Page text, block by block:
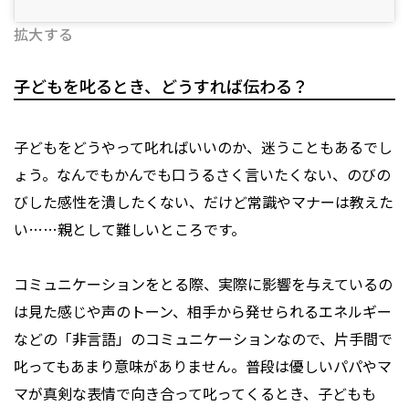
拡大する
子どもを叱るとき、どうすれば伝わる？
子どもをどうやって叱ればいいのか、迷うこともあるでし
ょう。なんでもかんでも口うるさく言いたくない、のびの
びした感性を潰したくない、だけど常識やマナーは教えた
い……親として難しいところです。
コミュニケーションをとる際、実際に影響を与えているの
は見た感じや声のトーン、相手から発せられるエネルギー
などの「非言語」のコミュニケーションなので、片手間で
叱ってもあまり意味がありません。普段は優しいパパやマ
マが真剣な表情で向き合って叱ってくるとき、子どもも